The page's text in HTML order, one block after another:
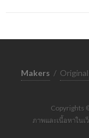
Makers /
Copyrights
ภาพและเนื้อหาใน